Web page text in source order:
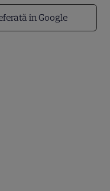
în Google